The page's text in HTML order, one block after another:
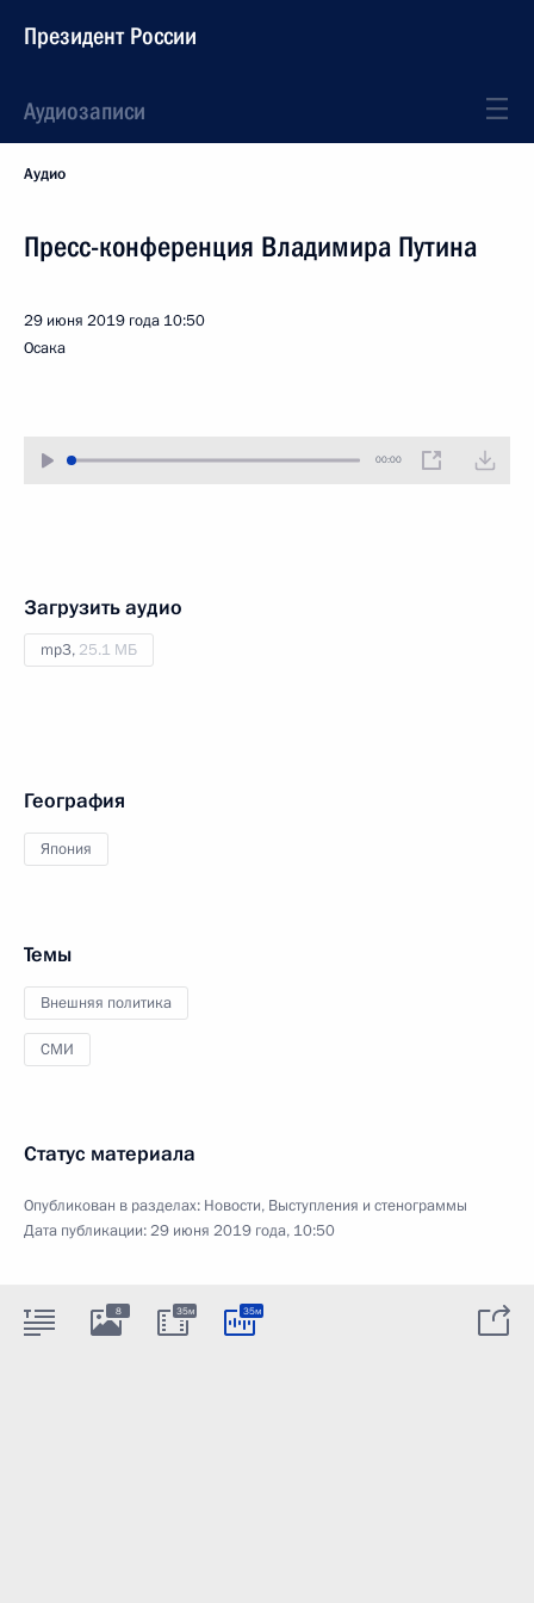
Президент России
Аудиозаписи
Аудио
Пресс-конференция Владимира Путина
29 июня 2019 года 10:50
Осака
00:00
Загрузить аудио
mp3, 25.1 МБ
География
Япония
Темы
Внешняя политика
СМИ
Статус материала
Опубликован в разделах: Новости, Выступления и стенограммы
Дата публикации:29 июня 2019 года, 10:50
8 35м 35м